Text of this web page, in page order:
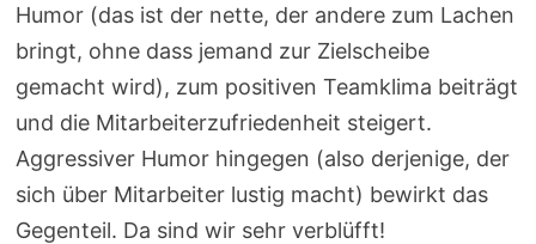
Humor (das ist der nette, der andere zum Lachen
bringt, ohne dass jemand zur Zielscheibe
gemacht wird), zum positiven Teamklima beiträgt
und die Mitarbeiterzufriedenheit steigert.
Aggressiver Humor hingegen (also derjenige, der
sich über Mitarbeiter lustig macht) bewirkt das
Gegenteil. Da sind wir sehr verblüfft!